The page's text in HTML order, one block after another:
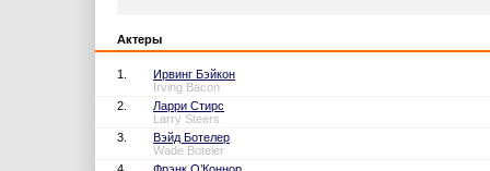
Актеры
1.
Ирвинг Бэйкон
Irving Bacon
2.
Ларри Стирс
Larry Steers
3.
Вэйд Ботелер
Wade Boteler